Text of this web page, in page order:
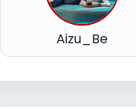
Aizu_Be